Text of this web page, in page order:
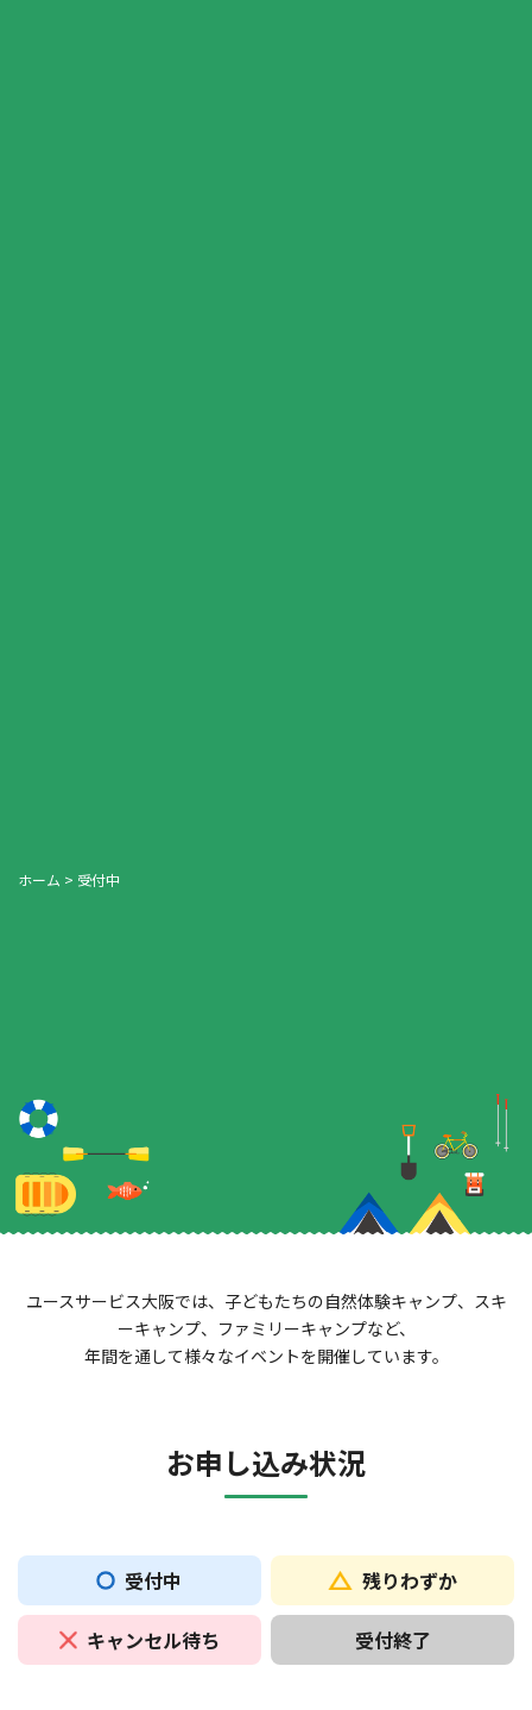
ホーム > 受付中
ユースサービス大阪では、子どもたちの自然体験キャンプ、スキ
ーキャンプ、ファミリーキャンプなど、
年間を通して様々なイベントを開催しています。
お申し込み状況
受付中 残りわずか
キャンセル待ち 受付終了